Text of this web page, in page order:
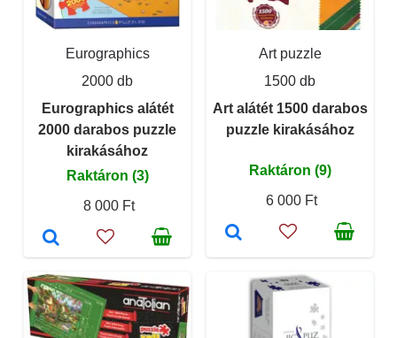
Eurographics
2000 db
Eurographics alátét
2000 darabos puzzle
kirakásához
Raktáron (3)
8 000 Ft
Art puzzle
1500 db
Art alátét 1500 darabos
puzzle kirakásához
Raktáron (9)
6 000 Ft